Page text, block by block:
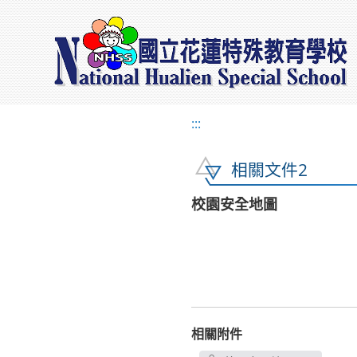
:::
相關文件2
校園安全地圖
相關附件